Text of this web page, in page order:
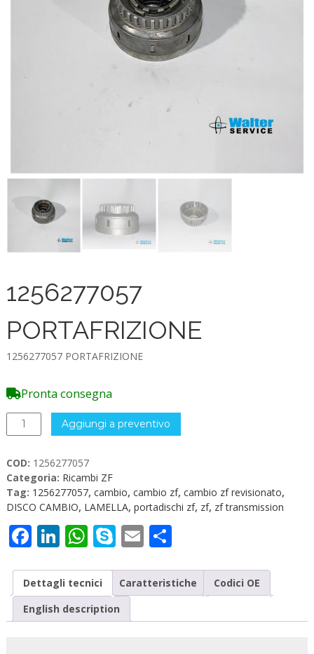
1256277057
PORTAFRIZIONE
1256277057 PORTAFRIZIONE
Pronta consegna
1256277057
PORTAFRIZIONE
Aggiungi a preventivo
COD: 1256277057
Categoria: Ricambi ZF
Tag: 1256277057, cambio, cambio zf, cambio zf revisionato,
DISCO CAMBIO, LAMELLA, portadischi zf, zf, zf transmission
Facebook
LinkedIn
WhatsApp
Skype
EmailCondividi
Dettagli tecnici Caratteristiche
Codici OE
English description